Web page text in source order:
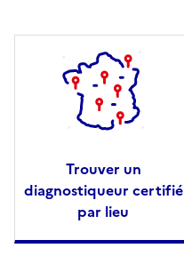
Trouver un
diagnostiqueur certifié
par lieu